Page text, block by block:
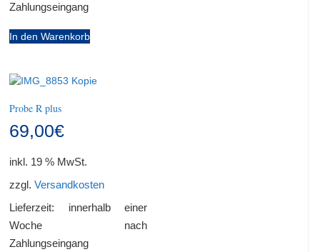
Zahlungseingang
In den Warenkorb
Probe R plus
69,00€
inkl. 19 % MwSt.
zzgl.Versandkosten
Lieferzeit: innerhalb einer
Woche nach
Zahlungseingang